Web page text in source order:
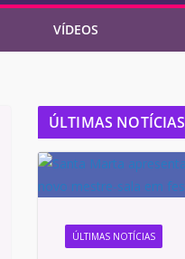
VÍDEOS
ÚLTIMAS NOTÍCIAS
ÚLTIMAS NOTÍCIAS